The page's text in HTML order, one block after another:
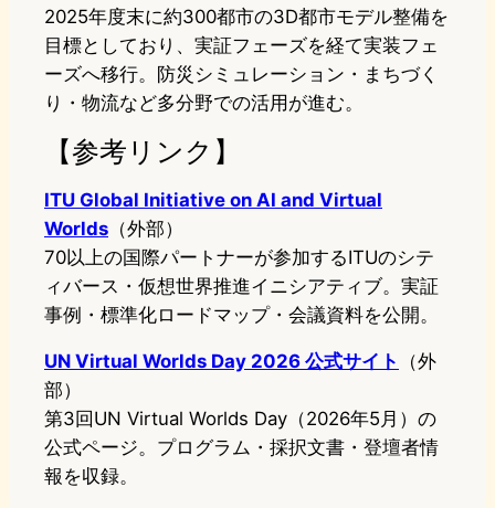
2025年度末に約300都市の3D都市モデル整備を
目標としており、実証フェーズを経て実装フェ
ーズへ移行。防災シミュレーション・まちづく
り・物流など多分野での活用が進む。
【参考リンク】
ITU Global Initiative on AI and Virtual
Worlds （外部）
70以上の国際パートナーが参加するITUのシテ
ィバース・仮想世界推進イニシアティブ。実証
事例・標準化ロードマップ・会議資料を公開。
UN Virtual Worlds Day 2026 公式サイト
（外
部）
第3回UN Virtual Worlds Day（2026年5月）の
公式ページ。プログラム・採択文書・登壇者情
報を収録。